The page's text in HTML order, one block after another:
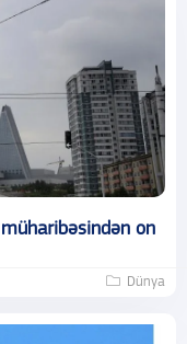
on
Dünya